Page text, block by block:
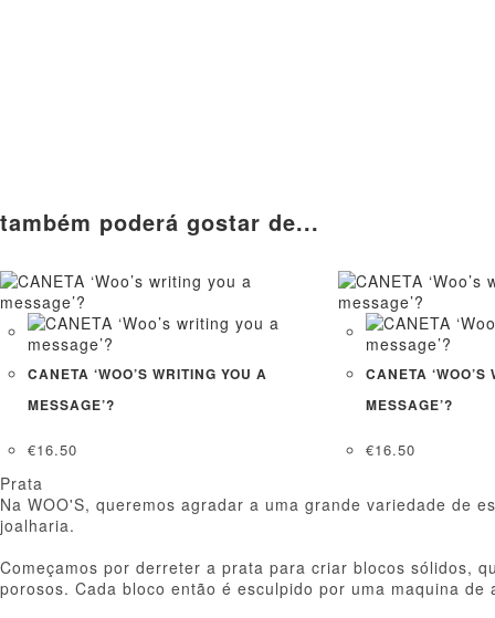
também poderá gostar de...
CANETA ‘WOO’S WRITING YOU A
MESSAGE’?
€16.50
CANETA
MESSAGE’?
€16.50
Prata
Na WOO'S, queremos agradar a uma grande variedade de
joalharia.
Começamos por derreter a prata para criar blocos sólidos,
porosos. Cada bloco então é esculpido por uma maquina de